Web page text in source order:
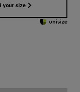
your size